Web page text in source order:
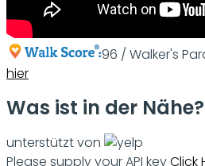
96 / Walker's
hier
Was ist in der Nähe?
unterstützt von
Please supply your API keyClick